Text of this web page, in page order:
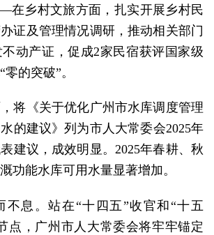
在乡村文旅方面，扎实开展乡村民
证及管理情况调研，推动相关部门
动产证，促成2家民宿获评国家级
的突破”。
将《关于优化广州市水库调度管理
的建议》列为市人大常委会2025年
建议，成效明显。2025年春耕、秋
功能水库可用水量显著增加。
不息。站在“十四五”收官和“十五
点，广州市人大常委会将牢牢锚定